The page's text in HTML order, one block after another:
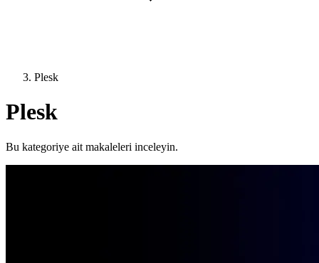
Plesk
Plesk
Bu kategoriye ait makaleleri inceleyin.